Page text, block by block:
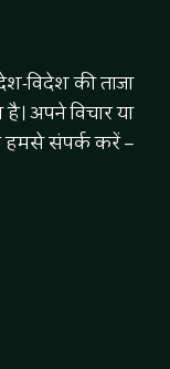
विदेश की ताजा
अपने विचार या
हमसे संपर्क करें –